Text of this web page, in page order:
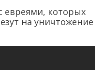
евреями, которых
на уничтожение